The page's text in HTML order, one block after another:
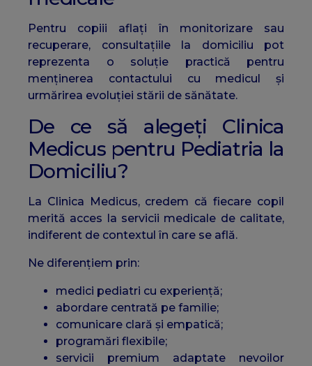
Pentru copiii aflați în monitorizare sau
recuperare, consultațiile la domiciliu pot
reprezenta o soluție practică pentru
menținerea contactului cu medicul și
urmărirea evoluției stării de sănătate.
De ce să alegeți Clinica
Medicus pentru Pediatria la
Domiciliu?
La Clinica Medicus, credem că fiecare copil
merită acces la servicii medicale de calitate,
indiferent de contextul în care se află.
Ne diferențiem prin:
medici pediatri cu experiență;
abordare centrată pe familie;
comunicare clară și empatică;
programări flexibile;
servicii premium adaptate nevoilor